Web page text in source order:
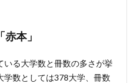
本」
る大学数と冊数の多さが挙
学数としては378大学、冊数